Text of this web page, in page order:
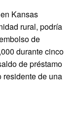
Kansas
rural, podría
de
durante cinco
de préstamo
residente de una